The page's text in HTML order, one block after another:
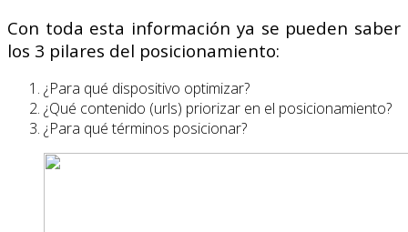
Con toda esta información ya se pueden saber
los 3 pilares del posicionamiento:
¿Para qué dispositivo optimizar?
¿Qué contenido (urls) priorizar en el posicionamiento?
¿Para qué términos posicionar?